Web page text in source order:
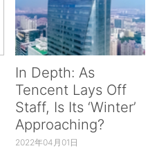
In Depth: As
Tencent Lays Off
Staff, Is Its ‘Winter’
Approaching?
2022年04月01日